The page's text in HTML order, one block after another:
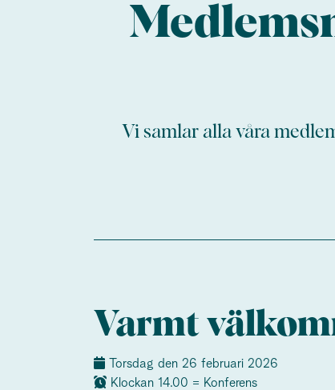
Vi samlar alla våra
Varmt
Torsdag den 26 februari 2026
Klockan 14.00 = Konferens